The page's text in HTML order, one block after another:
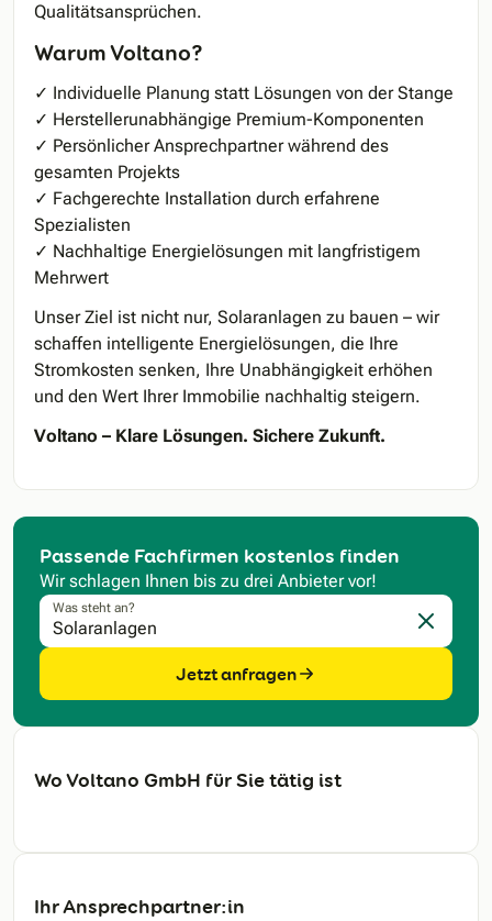
Qualitätsansprüchen.
Warum Voltano?
✓ Individuelle Planung statt Lösungen von der Stange
✓ Herstellerunabhängige Premium-Komponenten
✓ Persönlicher Ansprechpartner während des
gesamten Projekts
✓ Fachgerechte Installation durch erfahrene
Spezialisten
✓ Nachhaltige Energielösungen mit langfristigem
Mehrwert
Unser Ziel ist nicht nur, Solaranlagen zu bauen – wir
schaffen intelligente Energielösungen, die Ihre
Stromkosten senken, Ihre Unabhängigkeit erhöhen
und den Wert Ihrer Immobilie nachhaltig steigern.
Voltano – Klare Lösungen. Sichere Zukunft.
Passende Fachfirmen kostenlos finden
Wir schlagen Ihnen bis zu drei Anbieter vor!
Was steht an?
Eingabe
Jetzt anfragen
Wo Voltano GmbH für Sie tätig ist
Ihr Ansprechpartner:in